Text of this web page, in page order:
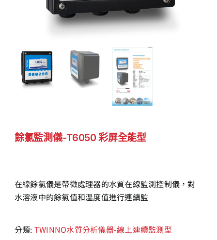
餘氯監測儀-T6050 彩屏全能型
在線餘氯儀是帶微處理器的水質在線監測控制儀，對
水溶液中的餘氯值和溫度值進行連續監
分類: TWINNO水質分析儀器-線上連續監測型